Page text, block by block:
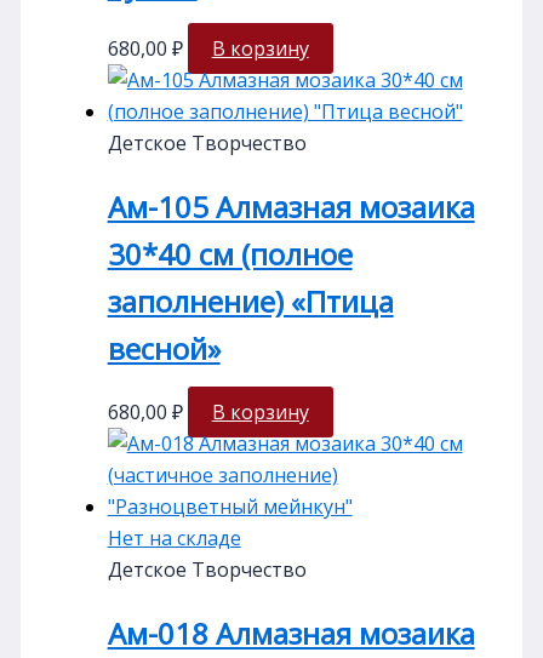
680,00 ₽ В корзину
Детское Творчество
Ам-105 Алмазная мозаика
30*40 см (полное
заполнение) «Птица
весной»
680,00 ₽ В корзину
Нет на складе
Детское Творчество
Ам-018 Алмазная мозаика